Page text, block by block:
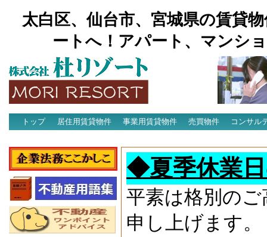
太白区、仙台市、宮城県の賃貸
ートへ！アパート、マンシ
トップ 居住用賃貸物件 事業用賃貸物件 売買物件
コンサル
◆夏季休業
平素は格別の
申し上げます。